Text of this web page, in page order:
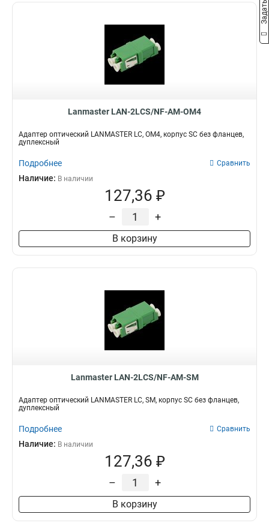
Lanmaster LAN-2LCS/NF-AM-OM4
Адаптер оптический LANMASTER LC, OM4, корпус SC без фланцев,
дуплексный
Подробнее Сравнить
Наличие: В наличии
127,36 ₽
– +
В корзину
Lanmaster LAN-2LCS/NF-AM-SM
Адаптер оптический LANMASTER LC, SM, корпус SC без фланцев,
дуплексный
Подробнее Сравнить
Наличие: В наличии
127,36 ₽
– +
В корзину